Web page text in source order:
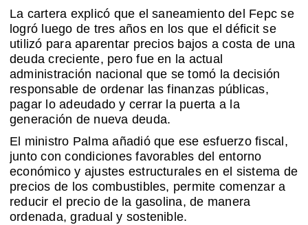
La cartera explicó que el saneamiento del Fepc se
logró luego de tres años en los que el déficit se
utilizó para aparentar precios bajos a costa de una
deuda creciente, pero fue en la actual
administración nacional que se tomó la decisión
responsable de ordenar las finanzas públicas,
pagar lo adeudado y cerrar la puerta a la
generación de nueva deuda.
El ministro Palma añadió que ese esfuerzo fiscal,
junto con condiciones favorables del entorno
económico y ajustes estructurales en el sistema de
precios de los combustibles, permite comenzar a
reducir el precio de la gasolina, de manera
ordenada, gradual y sostenible.